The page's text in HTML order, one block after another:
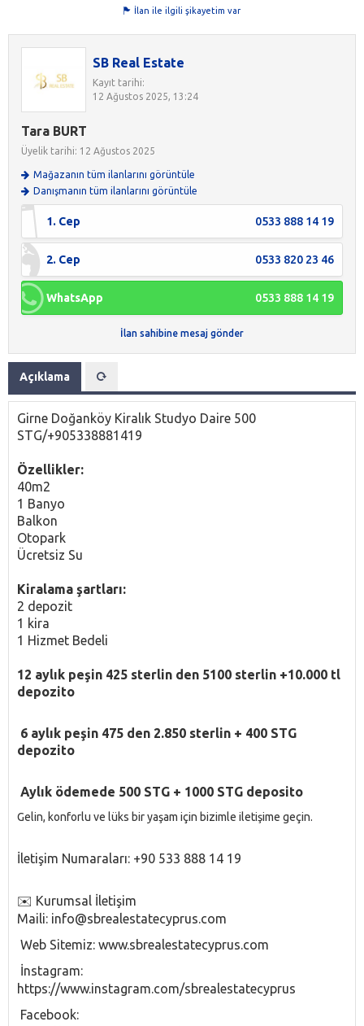
İlan ile ilgili şikayetim var
SB Real Estate
Kayıt tarihi:
12 Ağustos 2025, 13:24
Tara BURT
Üyelik tarihi: 12 Ağustos 2025
Mağazanın tüm ilanlarını görüntüle
Danışmanın tüm ilanlarını görüntüle
1. Cep 0533 888 14 19
2. Cep 0533 820 23 46
WhatsApp 0533 888 14 19
İlan sahibine mesaj gönder
Açıklama
Girne Doğanköy Kiralık Studyo Daire 500
STG/+905338881419
Özellikler:
40m2
1 Banyo
Balkon
Otopark
Ücretsiz Su
Kiralama şartları:
2 depozit
1 kira
1 Hizmet Bedeli
12 aylık peşin 425 sterlin den 5100 sterlin +10.000 tl
depozito
6 aylık peşin 475 den 2.850 sterlin + 400 STG
depozito
Aylık ödemede 500 STG + 1000 STG deposito
Gelin, konforlu ve lüks bir yaşam için bizimle iletişime geçin.
İletişim Numaraları: +90 533 888 14 19
✉️ Kurumsal İletişim
Maili: info@sbrealestatecyprus.com
Web Sitemiz: www.sbrealestatecyprus.com
İnstagram:
https://www.instagram.com/sbrealestatecyprus
Facebook: